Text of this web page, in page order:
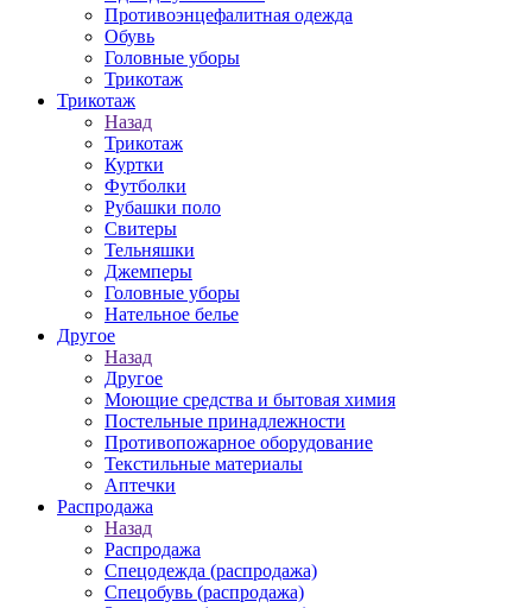
Противоэнцефалитная одежда
Обувь
Головные уборы
Трикотаж
Трикотаж
Назад
Трикотаж
Куртки
Футболки
Рубашки поло
Свитеры
Тельняшки
Джемперы
Головные уборы
Нательное белье
Другое
Назад
Другое
Моющие средства и бытовая химия
Постельные принадлежности
Противопожарное оборудование
Текстильные материалы
Аптечки
Распродажа
Назад
Распродажа
Спецодежда (распродажа)
Спецобувь (распродажа)